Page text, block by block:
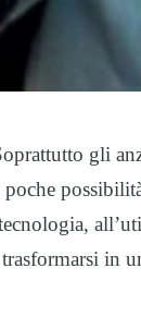
gli
in